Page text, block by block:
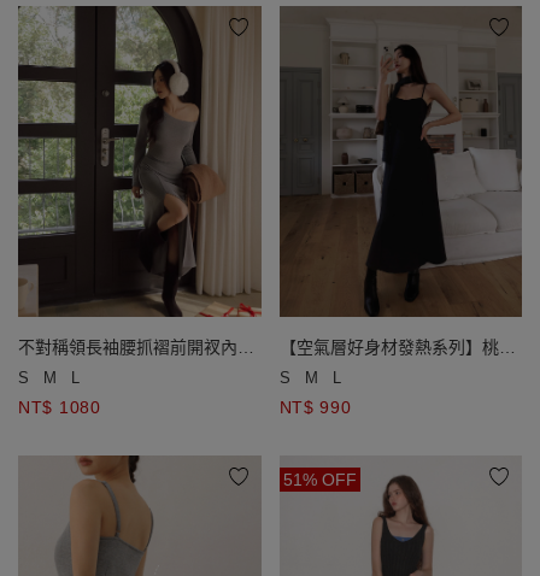
不對稱領長袖腰抓褶前開衩內刷
毛BRA長洋裝
S M L
NT$ 1080
【空氣層好身材發熱系列】桃心
領細肩帶魚尾長洋裝(附胸墊)
S M L
NT$ 990
51% OFF